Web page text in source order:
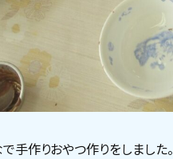
作りおやつ作りをしました。